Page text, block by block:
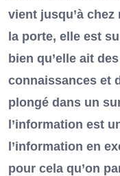
vient jusqu’à
la porte, elle est
bien qu’elle ait
connaissances et
plongé dans un
l’information est
l’information en
pour cela qu’on